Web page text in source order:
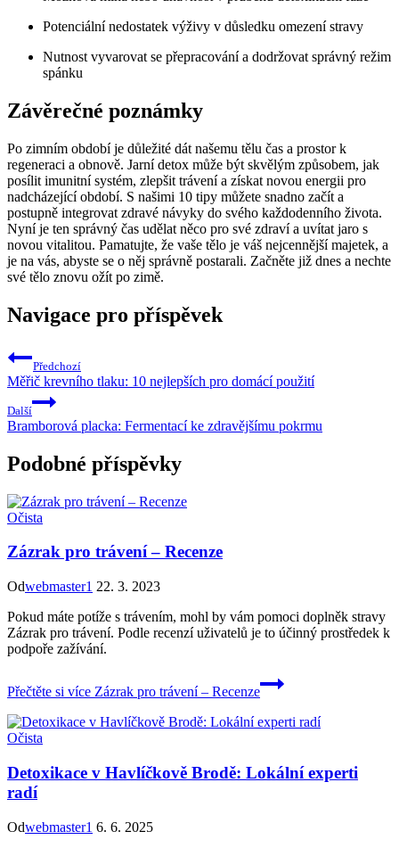
Potenciální nedostatek výživy v důsledku omezení stravy
Nutnost vyvarovat se přepracování a dodržovat správný režim
spánku
Závěrečné poznámky
Po zimním období je důležité dát našemu tělu čas a prostor k
regeneraci a obnově. Jarní detox může být skvělým způsobem, jak
posílit imunitní systém, zlepšit trávení a získat novou energii pro
nadcházející období. S našimi 10 tipy můžete snadno začít a
postupně integrovat zdravé návyky do svého každodenního života.
Nyní je ten správný čas udělat něco pro své zdraví a uvítat jaro s
novou vitalitou. Pamatujte, že vaše tělo je váš nejcennější majetek, a
je na vás, abyste se o něj správně postarali. Začněte již dnes a nechte
své tělo znovu ožít po zimě.
Navigace pro příspěvek
Předchozí
Měřič krevního tlaku: 10 nejlepších pro domácí použití
Další
Bramborová placka: Fermentací ke zdravějšímu pokrmu
Podobné příspěvky
Očista
Zázrak pro trávení – Recenze
Odwebmaster1 22. 3. 2023
Pokud máte potíže s trávením, mohl by vám pomoci doplněk stravy
Zázrak pro trávení. Podle recenzí uživatelů je to účinný prostředek k
podpoře zažívání.
Přečtěte si více Zázrak pro trávení – Recenze
Očista
Detoxikace v Havlíčkově Brodě: Lokální experti
radí
Odwebmaster1 6. 6. 2025